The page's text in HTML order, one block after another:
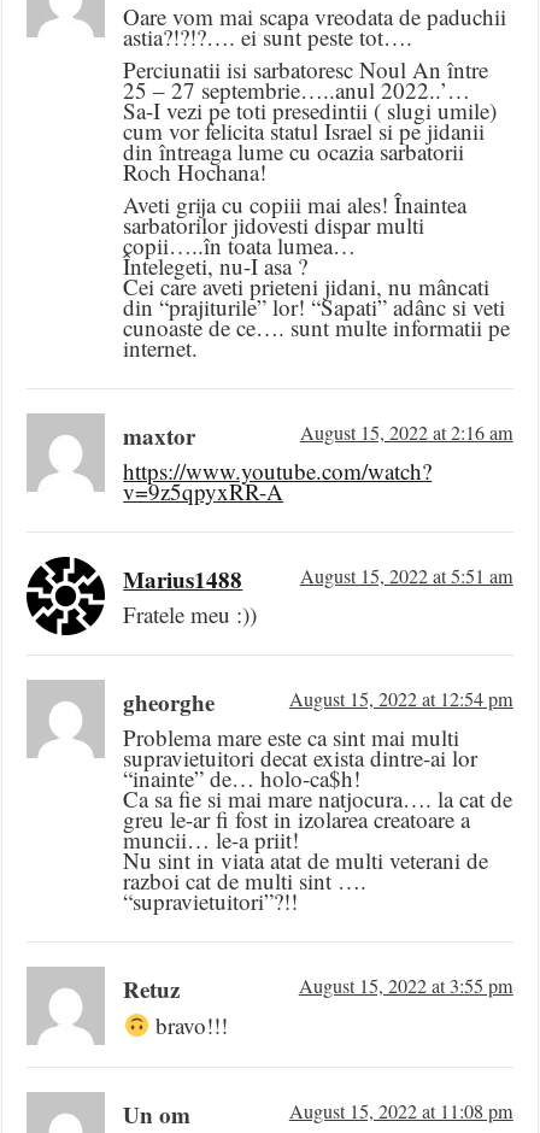
Oare vom mai scapa vreodata de paduchii
astia?!?!?…. ei sunt peste tot….
Perciunatii isi sarbatoresc Noul An între
25 – 27 septembrie…..anul 2022..’…
Sa-I vezi pe toti presedintii ( slugi umile)
cum vor felicita statul Israel si pe jidanii
din întreaga lume cu ocazia sarbatorii
Roch Hochana!
Aveti grija cu copiii mai ales! Înaintea
sarbatorilor jidovesti dispar multi
copii…..în toata lumea…
Întelegeti, nu-I asa ?
Cei care aveti prieteni jidani, nu mâncati
din “prajiturile” lor! “Sapati” adânc si veti
cunoaste de ce…. sunt multe informatii pe
internet.
maxtor August 15, 2022 at 2:16 am
https://www.youtube.com/watch?
v=9z5qpyxRR-A
Marius1488 August 15, 2022 at 5:51 am
Fratele meu :))
gheorghe August 15, 2022 at 12:54 pm
Problema mare este ca sint mai multi
supravietuitori decat exista dintre-ai lor
“inainte” de… holo-ca$h!
Ca sa fie si mai mare natjocura…. la cat de
greu le-ar fi fost in izolarea creatoare a
muncii… le-a priit!
Nu sint in viata atat de multi veterani de
razboi cat de multi sint ….
“supravietuitori”?!!
Retuz August 15, 2022 at 3:55 pm
bravo!!!
Un om August 15, 2022 at 11:08 pm